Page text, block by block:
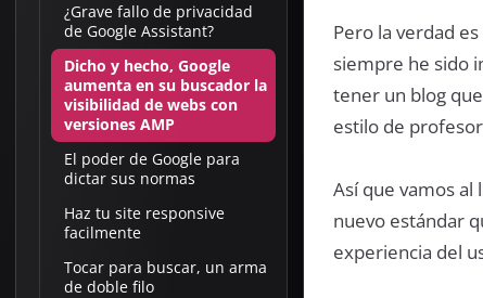
¿Grave fallo de privacidad
de Google Assistant?
Dicho y hecho, Google
aumenta en su buscador la
visibilidad de webs con
versiones AMP
El poder de Google para
dictar sus normas
Haz tu site responsive
facilmente
Tocar para buscar, un arma
de doble filo
Pero la verdad
siempre he sido
tener un blog
estilo de
Así que vamos al
nuevo estándar
experiencia del